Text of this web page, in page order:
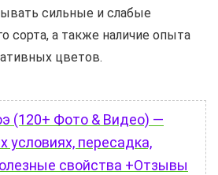
сильные и слабые
сорта, а также наличие опыта
цветов.
(120+ Фото & Видео) —
условиях, пересадка,
свойства +Отзывы